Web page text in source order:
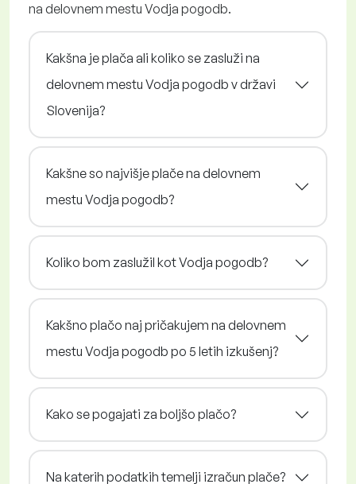
na delovnem mestu Vodja pogodb.
Kakšna je plača ali koliko se zasluži na
delovnem mestu Vodja pogodb v državi
Slovenija?
Kakšne so najvišje plače na delovnem
mestu Vodja pogodb?
Koliko bom zaslužil kot Vodja pogodb?
Kakšno plačo naj pričakujem na delovnem
mestu Vodja pogodb po 5 letih izkušenj?
Kako se pogajati za boljšo plačo?
Na katerih podatkih temelji izračun plače?